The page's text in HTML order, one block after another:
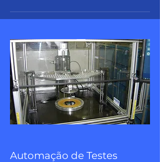
Automação de Testes